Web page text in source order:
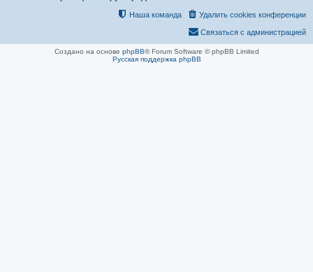
Удалить cookies конференции
Наша команда
Связаться с администрацией
Создано на основе phpBB® Forum Software © phpBB Limited
Русская поддержка phpBB